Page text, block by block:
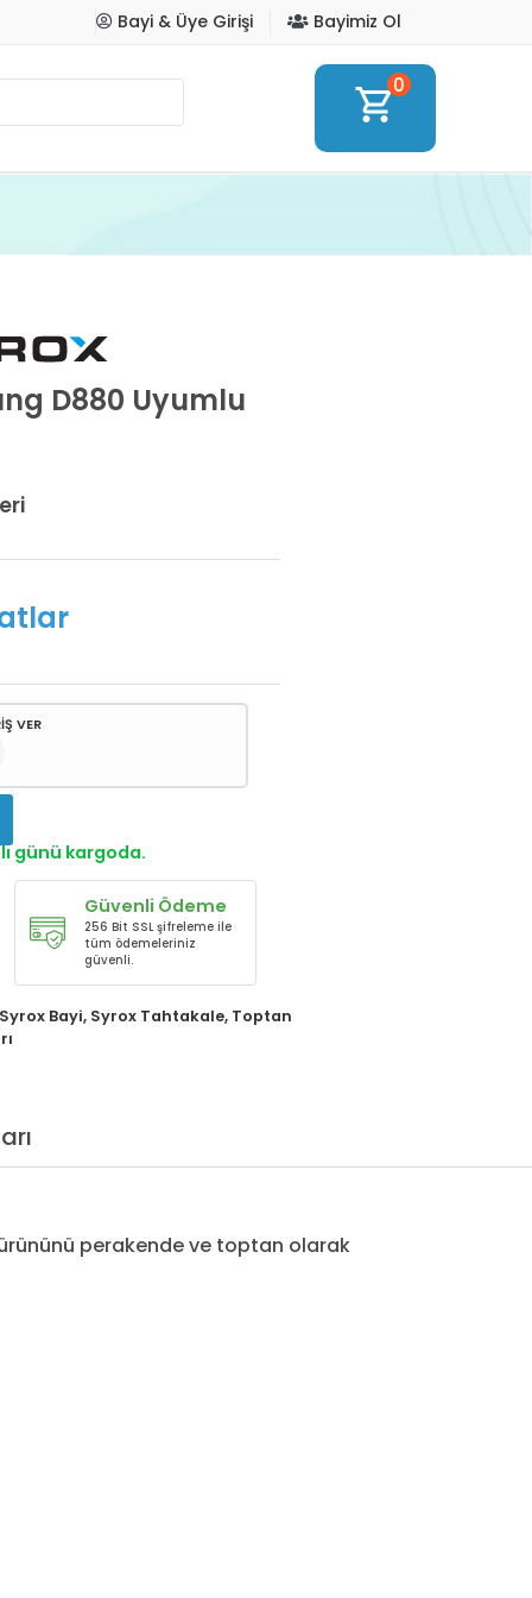
Bayi & Üye Girişi Bayimiz Ol
shopping_cart0
D880 Uyumlu
VER
günü kargoda.
Güvenli Ödeme
256 Bit SSL şifreleme ile
tüm ödemeleriniz
güvenli.
Bayi, Syrox Tahtakale, Toptan
perakende ve toptan olarak